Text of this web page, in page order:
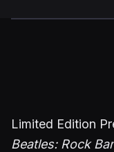
Limited Edition
Beatles: Rock